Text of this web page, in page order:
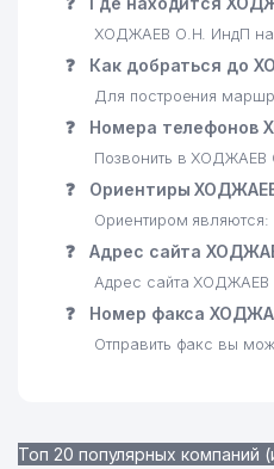
23 FIX PRICE
24 OQ SHER AVTO
ДЕТСКИЙ САД №485
KAPSULA ЧП
27 EUROPOL-
28 ACHERNAR
BEGIM ООО
HAVO EXPRESS
ХОДЖАЕВ О.Н. ИндП
❓ Как добраться до
Для построения
❓ Номера телефонов
Позвонить в
❓ Ориентиры
Ориентиром
❓ Адрес сайта
Адрес сайта
❓ Номер факса
Отправить факс вы
Топ 20 популярных компаний